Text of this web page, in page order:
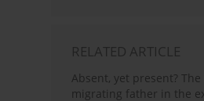
RELATED ARTICLE
Absent, yet present?
migrating father in the